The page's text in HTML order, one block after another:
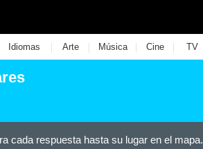
Idiomas | Arte | Música | Cine | TV
cada respuesta hasta su lugar en el mapa.